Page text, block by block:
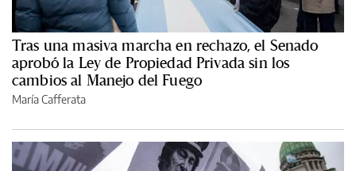
Tras una masiva marcha en rechazo, el Senado
aprobó la Ley de Propiedad Privada sin los
cambios al Manejo del Fuego
María Cafferata